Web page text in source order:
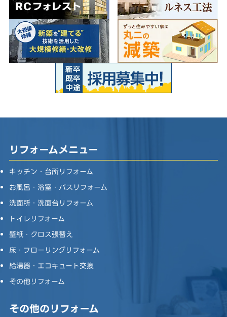
リフォームメニュー
キッチン・台所リフォーム
お風呂・浴室・バスリフォーム
洗面所・洗面台リフォーム
トイレリフォーム
壁紙・クロス張替え
床・フローリングリフォーム
給湯器・エコキュート交換
その他リフォーム
その他のリフォーム